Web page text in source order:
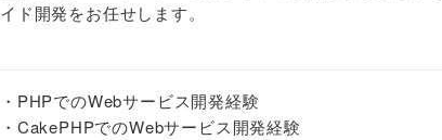
イド開発をお任せします。
・PHPでのWebサービス開発経験
・CakePHPでのWebサービス開発経験